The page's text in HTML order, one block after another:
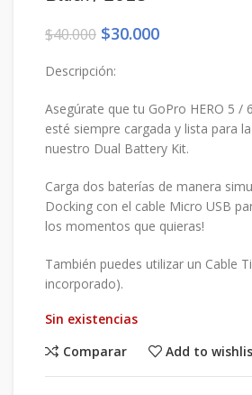
$40.000 El
original
$40.000.
$30.000El
$30.000.
Descripción:
Asegúrate que tu GoPro HERO 5 /
esté siempre cargada y lista para
nuestro Dual Battery Kit.
Carga dos baterías de manera
Docking con el cable Micro USB
los momentos que quieras!
También puedes utilizar un Cable
incorporado).
Sin existencias
Comparar
Add to